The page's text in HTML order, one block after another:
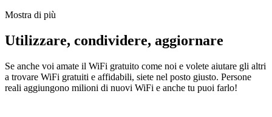
Mostra di più
Utilizzare, condividere, aggiornare
Se anche voi amate il WiFi gratuito come noi e volete aiutare gli altri
a trovare WiFi gratuiti e affidabili, siete nel posto giusto. Persone
reali aggiungono milioni di nuovi WiFi e anche tu puoi farlo!